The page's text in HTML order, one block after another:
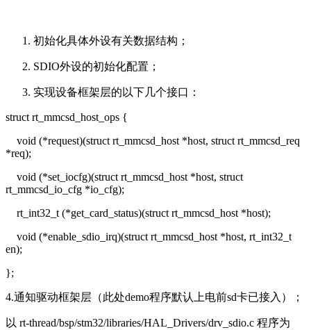
初始化具体外设有关数据结构；
SDIO外设的初始化配置；
实现设备框架层的以下几个接口：
struct rt_mmcsd_host_ops {
void (*request)(struct rt_mmcsd_host *host, struct rt_mmcsd_req
*req);
void (*set_iocfg)(struct rt_mmcsd_host *host, struct
rt_mmcsd_io_cfg *io_cfg);
rt_int32_t (*get_card_status)(struct rt_mmcsd_host *host);
void (*enable_sdio_irq)(struct rt_mmcsd_host *host, rt_int32_t
en);
};
4.通知驱动框架层（此处demo程序默认上电前sd卡已接入）；
以 rt-thread/bsp/stm32/libraries/HAL_Drivers/drv_sdio.c 程序为